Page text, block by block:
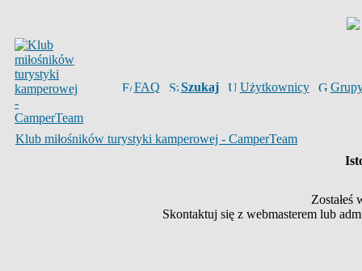
FAQ Szukaj Użytkownicy
Klub miłośników turystyki kamperowej - CamperTeam
Zostałeś
Skontaktuj się z webmasterem lub